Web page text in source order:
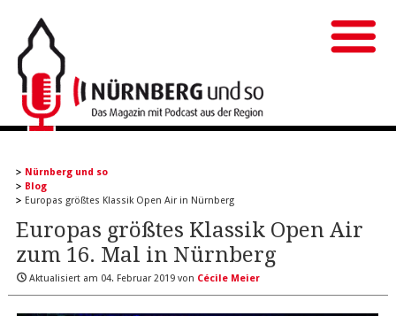
Nürnberg und so
Blog
Europas größtes Klassik Open Air in Nürnberg
Europas größtes Klassik Open Air
zum 16. Mal in Nürnberg
Aktualisiert am 04. Februar 2019von Cécile Meier